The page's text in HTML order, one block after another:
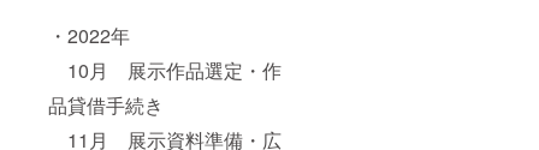
・2022年
10月 展示作品選定・作
品貸借手続き
11月 展示資料準備・広